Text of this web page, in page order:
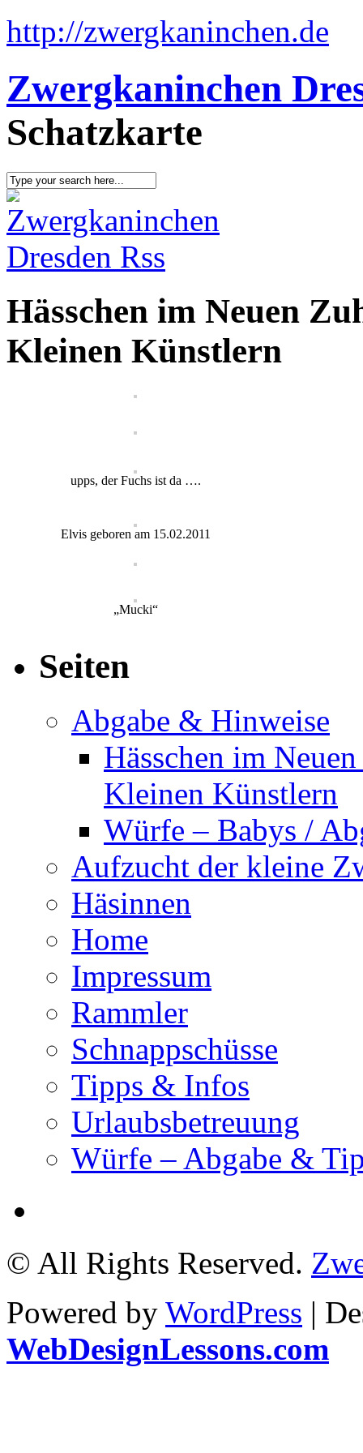
http://zwergkaninchen.de
Zwergkaninchen
Schatzkarte
Hässchen im Neuen
Kleinen Künstlern
upps, der Fuchs ist da ….
Elvis geboren am 15.02.2011
„Mucki“
Seiten
Abgabe & Hinweise
Hässchen im
Kleinen Künstlern
Würfe – Babys /
Aufzucht der kleine
Häsinnen
Home
Impressum
Rammler
Schnappschüsse
Tipps & Infos
Urlaubsbetreuung
Würfe – Abgabe &
© All Rights Reserved.
Powered by WordPress |
WebDesignLessons.com